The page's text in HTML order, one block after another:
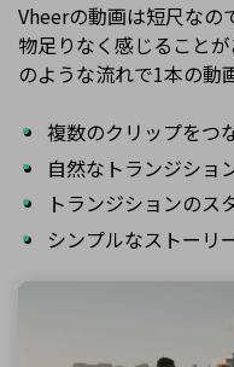
Vheerの動画は短尺なの
物足りなく感じること
のような流れで1本の動
複数のクリップをつ
自然なトランジショ
トランジションのス
シンプルなストーリ